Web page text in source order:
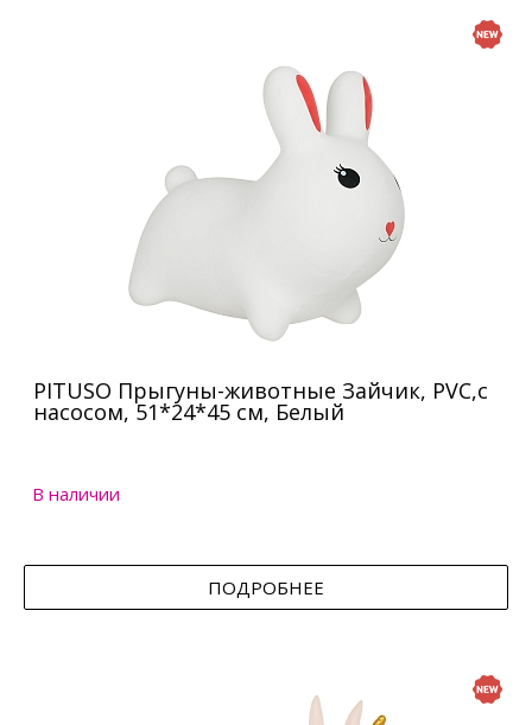
PITUSO Прыгуны-животные Зайчик, PVC,с
насосом, 51*24*45 см, Белый
В наличии
ПОДРОБНЕЕ